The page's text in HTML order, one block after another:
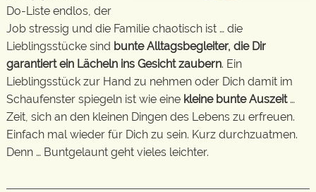
Do-Liste endlos, der
Job stressig und die Familie chaotisch ist … die
Lieblingsstücke sind bunte Alltagsbegleiter, die Dir
garantiert ein Lächeln ins Gesicht zaubern. Ein
Lieblingsstück zur Hand zu nehmen oder Dich damit im
Schaufenster spiegeln ist wie eine kleine bunte Auszeit…
Zeit, sich an den kleinen Dingen des Lebens zu erfreuen.
Einfach mal wieder für Dich zu sein. Kurz durchzuatmen.
Denn … Buntgelaunt geht vieles leichter.